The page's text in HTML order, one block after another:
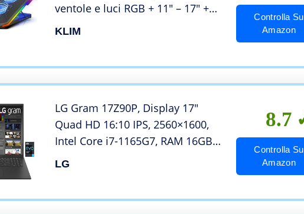
ventole e luci RGB + 11″ – 17″ +
Per Laptop da Gaming + Stabile e
KLIM
Controlla Su
Amazon
LG Gram 17Z90P, Display 17″
Quad HD 16:10 IPS, 2560×1600,
Intel Core i7-1165G7, RAM 16GB
DDR4, SSD 512GB, Intel Iris Xe,
LG
8.7
Controlla Su
Amazon